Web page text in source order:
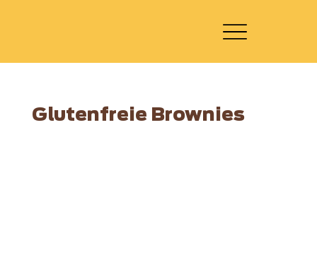
Glutenfreie Brownies